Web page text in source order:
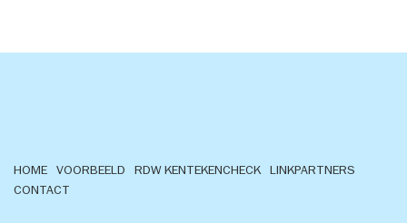
HOME VOORBEELD RDW KENTEKENCHECK
LINKPARTNERS
CONTACT